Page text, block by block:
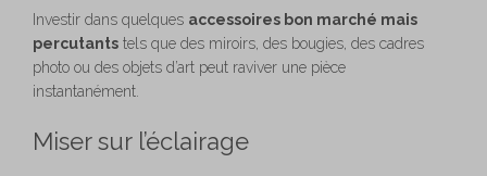
Investir dans quelques accessoires bon marché mais
percutants tels que des miroirs, des bougies, des cadres
photo ou des objets d’art peut raviver une pièce
instantanément.
Miser sur l’éclairage